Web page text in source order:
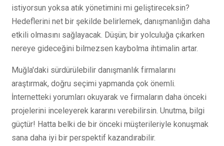
istiyorsun yoksa atık yönetimini mi geliştireceksin?
Hedeflerini net bir şekilde belirlemek, danışmanlığın daha
etkili olmasını sağlayacak. Düşün; bir yolculuğa çıkarken
nereye gideceğini bilmezsen kaybolma ihtimalin artar.
Muğla'daki sürdürülebilir danışmanlık firmalarını
araştırmak, doğru seçimi yapmanda çok önemli.
İnternetteki yorumları okuyarak ve firmaların daha önceki
projelerini inceleyerek kararını verebilirsin. Unutma, bilgi
güçtür! Hatta belki de bir önceki müşterileriyle konuşmak
sana daha iyi bir perspektif kazandırabilir.